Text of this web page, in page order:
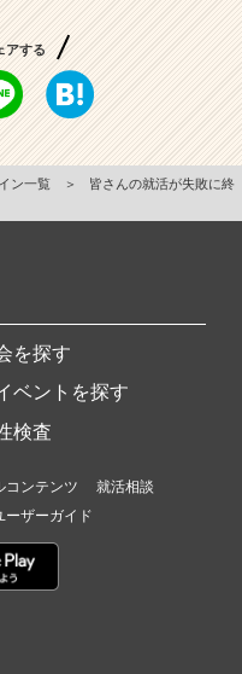
アする
ン一覧 ＞
皆さんの就活が失敗に終
を探す
ベントを探す
検査
コンテンツ
就活相談
ーザーガイド